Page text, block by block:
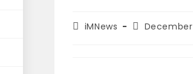
PostiMNews
PostDecember